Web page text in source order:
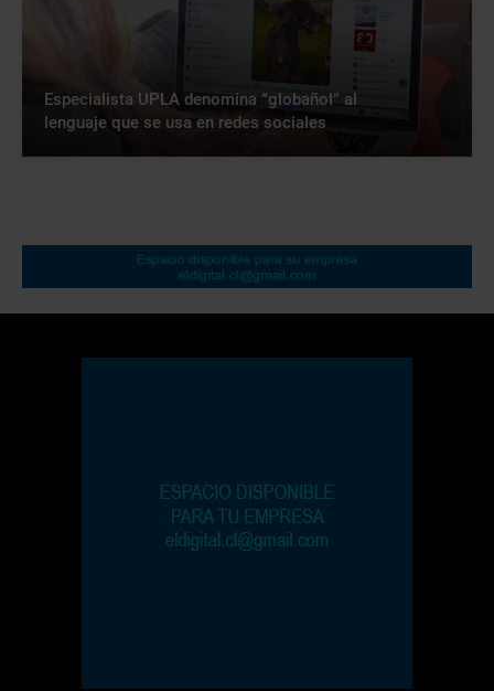
Especialista UPLA denomina “globañol” al
lenguaje que se usa en redes sociales